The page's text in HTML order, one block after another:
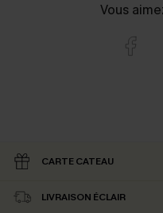
Vous
CARTE CATEAU
LIVRAISON ÉCLAIR